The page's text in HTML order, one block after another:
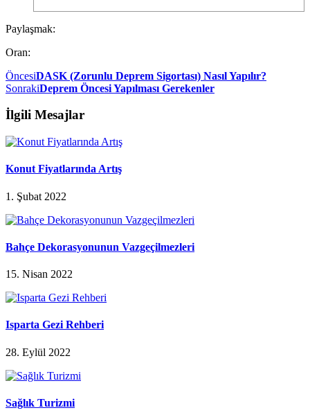
Paylaşmak:
Oran:
ÖncesiDASK (Zorunlu Deprem Sigortası) Nasıl Yapılır?
SonrakiDeprem Öncesi Yapılması Gerekenler
İlgili Mesajlar
Konut Fiyatlarında Artış
1. Şubat 2022
Bahçe Dekorasyonunun Vazgeçilmezleri
15. Nisan 2022
Isparta Gezi Rehberi
28. Eylül 2022
Sağlık Turizmi